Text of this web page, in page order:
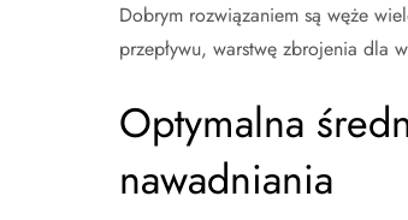
Dobrym rozwiązaniem są węże
przepływu, warstwę zbrojenia dla
Optymalna
nawadniania